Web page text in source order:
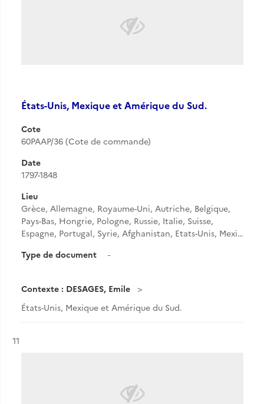
États-Unis, Mexique et Amérique du Sud.
Cote
60PAAP/36 (Cote de commande)
Date
1797-1848
Lieu
Grèce, Allemagne, Royaume-Uni, Autriche, Belgique,
Pays-Bas, Hongrie, Pologne, Russie, Italie, Suisse,
Espagne, Portugal, Syrie, Afghanistan, Etats-Unis, Mexi…
Type de document
-
Contexte : DESAGES, Emile
États-Unis, Mexique et Amérique du Sud.
Résultat n°
11